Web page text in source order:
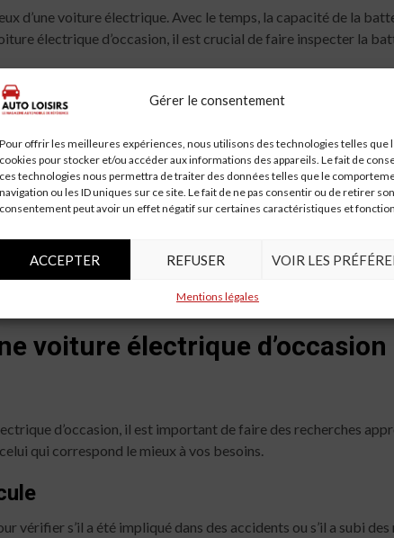
Gérer le consentement
Pour offrir les meilleures expériences, nous utilisons des technologies telles que
cookies pour stocker et/ou accéder aux informations des appareils. Le fait de
ces technologies nous permettra de traiter des données telles que le
navigation ou les ID uniques sur ce site. Le fait de ne pas consentir ou de retirer son
consentement peut avoir un effet négatif sur certaines caractéristiques et
ACCEPTER REFUSER VOIR LES
Mentions légales
d’une voiture électrique. Avec le temps, la capacité de la
électrique d’occasion, il est crucial de faire inspecter la
électriques se développe rapidement, elle peut encore
la disponibilité des stations de recharge dans votre
moins d’entretien que les voitures à essence, certains
donc essentiel de prendre en compte ces coûts potentiels
voiture électrique d’occasion
d’occasion, il est important de faire des recherches
qui correspond le mieux à vos besoins.
vérifier s’il a été impliqué dans des accidents ou s’il a subi